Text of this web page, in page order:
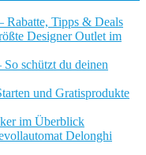
Rabatte, Tipps & Deals
Designer Outlet im
schützt du deinen
und Gratisprodukte
im Überblick
Delonghi